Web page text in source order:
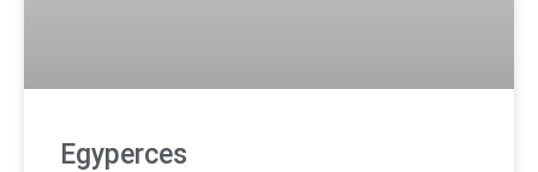
Egyperces